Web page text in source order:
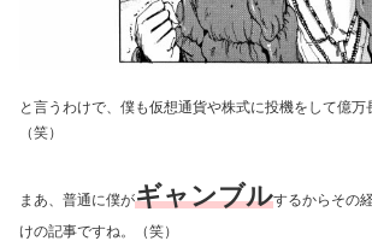
と言うわけで、僕も仮想通貨や株式に投機をして億万
（笑）
まあ、普通に僕がギャンブルするからその
けの記事ですね。（笑）